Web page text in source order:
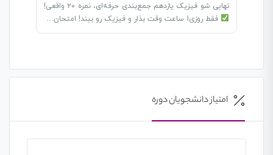
نهایی شو فیزیک یازدهم جمع‌بندی حرفه‌ای، نمره ۲۰ واقعی!
فقط روزی1 ساعت وقت بذار و فیزیک رو ببند! امتحان…
امتیاز دانشجویان دوره